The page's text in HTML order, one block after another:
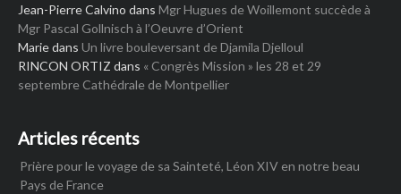
Jean-Pierre Calvino dans Mgr Hugues de Woillemont succède à
Mgr Pascal Gollnisch à l’Oeuvre d’Orient
Mariedans Un livre bouleversant de Djamila Djelloul
RINCON ORTIZ dans « Congrès Mission » les 28 et 29
septembre Cathédrale de Montpellier
Articles récents
Prière pour le voyage de sa Sainteté, Léon XIV en notre beau
Pays de France